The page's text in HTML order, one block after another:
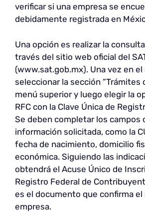
verificar si una empresa se
debidamente registrada en
Una opción es realizar la
través del sitio web oficial del
(www.sat.gob.mx). Una vez en
seleccionar la sección “Trámites
menú superior y luego elegir la
RFC con la Clave Única de
Se deben completar los campos
información solicitada, como la
fecha de nacimiento, domicilio
económica. Siguiendo las
obtendrá el Acuse Único de
Registro Federal de
es el documento que confirma
empresa.